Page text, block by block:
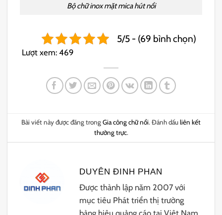
Bộ chữ inox mặt mica hút nổi
5/5 - (69 bình chọn)
Lượt xem: 469
Bài viết này được đăng trongGia công chữ nổi. Đánh dấuliên kết
thường trực.
DUYÊN ĐINH PHAN
Được thành lập năm 2007 với
mục tiêu Phát triển thị trường